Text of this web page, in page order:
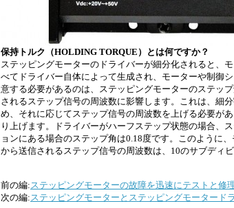
保持トルク（HOLDING TORQUE）とは何ですか？
ステッピングモーターのドライバーが細分化されると、
べてドライバー自体によって生成され、モーターや制御
意する必要があるのは、ステッピングモーターのステッ
されるステップ信号の周波数に影響します。これは、細
め、それに応じてステップ信号の周波数を上げる必要が
り上げます。ドライバーがハーフステップ状態の場合、
ョンにある場合のステップ角は0.18度です。このように
から送信されるステップ信号の周波数は、10のサブディ
前の編:ステッピングモーターの故障を迅速にテストと修
次の編:ステッピングモーターとステッピングモータード